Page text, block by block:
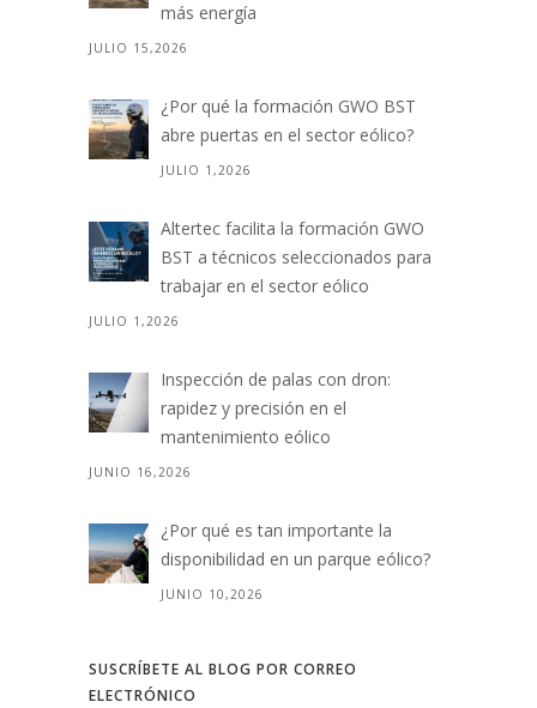
más energía
JULIO 15,2026
¿Por qué la formación GWO BST
abre puertas en el sector eólico?
JULIO 1,2026
Altertec facilita la formación GWO
BST a técnicos seleccionados para
trabajar en el sector eólico
JULIO 1,2026
Inspección de palas con dron:
rapidez y precisión en el
mantenimiento eólico
JUNIO 16,2026
¿Por qué es tan importante la
disponibilidad en un parque eólico?
JUNIO 10,2026
SUSCRÍBETE AL BLOG POR CORREO
ELECTRÓNICO